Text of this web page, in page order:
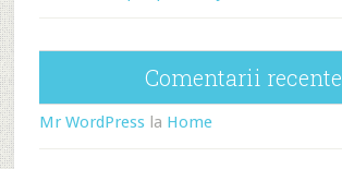
Comentarii recente
Mr WordPressla Home